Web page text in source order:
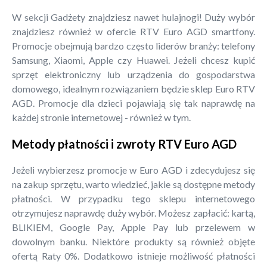
W sekcji Gadżety znajdziesz nawet hulajnogi! Duży wybór
znajdziesz również w ofercie RTV Euro AGD smartfony.
Promocje obejmują bardzo często liderów branży: telefony
Samsung, Xiaomi, Apple czy Huawei. Jeżeli chcesz kupić
sprzęt elektroniczny lub urządzenia do gospodarstwa
domowego, idealnym rozwiązaniem będzie sklep Euro RTV
AGD. Promocje dla dzieci pojawiają się tak naprawdę na
każdej stronie internetowej - również w tym.
Metody płatności i zwroty RTV Euro AGD
Jeżeli wybierzesz promocje w Euro AGD i zdecydujesz się
na zakup sprzętu, warto wiedzieć, jakie są dostępne metody
płatności. W przypadku tego sklepu internetowego
otrzymujesz naprawdę duży wybór. Możesz zapłacić: kartą,
BLIKIEM, Google Pay, Apple Pay lub przelewem w
dowolnym banku. Niektóre produkty są również objęte
ofertą Raty 0%. Dodatkowo istnieje możliwość płatności